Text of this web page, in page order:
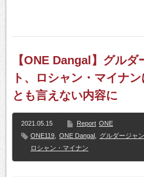
【ONE Dangal】グル
ト、ロシャン・マイナ
とも言えない内容に
2021.05.15 Report ONE
ONE119
ONE Dangal グルダージャ
ロシャン・マイナン